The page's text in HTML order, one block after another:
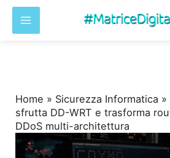
Home » Sicurezza Informatica »
sfrutta DD-WRT e trasforma
DDoS multi-architettura